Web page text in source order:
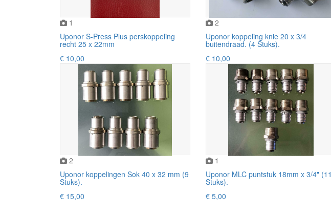
1
Uponor S-Press Plus perskoppeling
recht 25 x 22mm
€ 10,00
2
Uponor koppeling knie 20 x 3/4
buitendraad. (4 Stuks).
€ 10,00
2
Uponor koppelingen Sok 40 x 32 mm (9
Stuks).
€ 15,00
1
Uponor MLC puntstuk 18mm x 3/4" (11
Stuks).
€ 5,00